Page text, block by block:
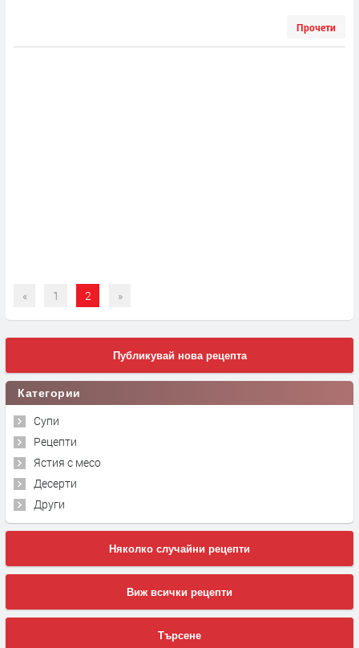
Прочети
« 1 2 »
Публикувай нова рецепта
Категории
Супи
Рецепти
Ястия с месо
Десерти
Други
Няколко случайни рецепти
Виж всички рецепти
Търсене